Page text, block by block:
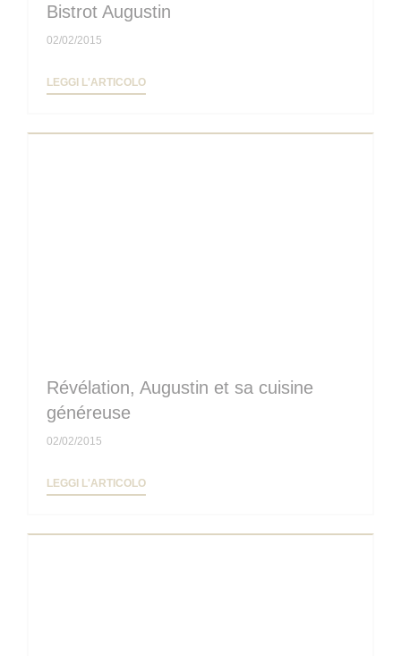
Bistrot Augustin
02/02/2015
LEGGI L'ARTICOLO((APRE UNA NUOVA FINESTRA))
Révélation, Augustin et sa cuisine
généreuse
02/02/2015
LEGGI L'ARTICOLO((APRE UNA NUOVA FINESTRA))